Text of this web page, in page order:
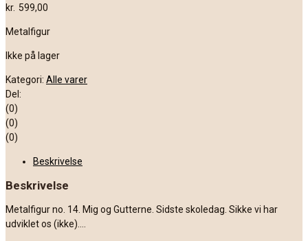
kr. 599,00
Metalfigur
Ikke på lager
Kategori: Alle varer
Del:
(0)
(0)
(0)
Beskrivelse
Beskrivelse
Metalfigur no. 14. Mig og Gutterne. Sidste skoledag. Sikke vi har
udviklet os (ikke)….